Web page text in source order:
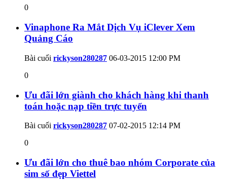
0
Vinaphone Ra Mắt Dịch Vụ iClever Xem
Quảng Cáo
Bài cuối rickyson280287 06-03-2015 12:00 PM
0
Ưu đãi lớn giành cho khách hàng khi thanh
toán hoặc nạp tiền trực tuyến
Bài cuối rickyson280287 07-02-2015 12:14 PM
0
Ưu đãi lớn cho thuê bao nhóm Corporate của
sim số đẹp Viettel